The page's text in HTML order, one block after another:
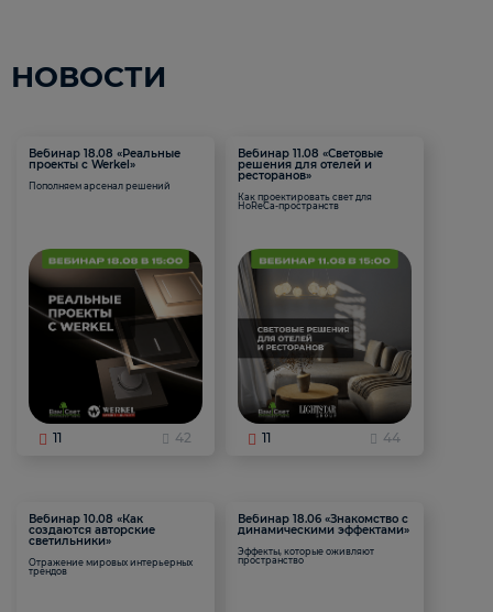
НОВОСТИ
Вебинар 18.08 «Реальные
проекты с Werkel»
Пополняем арсенал решений
11 42
Вебинар 11.08 «Световые
решения для отелей и
ресторанов»
Как проектировать свет для
HoReCa-пространств
11 44
Вебинар 10.08 «Как
создаются авторские
светильники»
Отражение мировых интерьерных
трендов
Вебинар 18.06 «Знакомство с
динамическими эффектами»
Эффекты, которые оживляют
пространство